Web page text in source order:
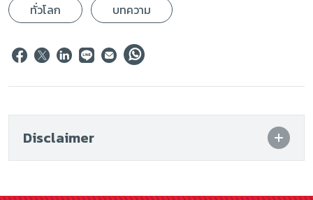
ทั่วโลก
บทความ
Disclaimer